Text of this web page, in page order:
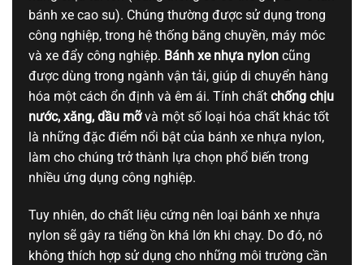
bánh xe cao su). Chúng thường được sử dụng trong
công nghiệp, trong hệ thống băng chuyền, máy móc
và xe đẩy công nghiệp. Bánh xe nhựa nylon cũng
được dùng trong ngành vận tải, giúp di chuyển hàng
hóa một cách ổn định và êm ái. Tính chất chống chịu
nước, xăng, dầu mỡvà một số loại hóa chất khác tốt
là những đặc điểm nổi bật của bánh xe nhựa nylon,
làm cho chúng trở thành lựa chọn phổ biến trong
nhiều ứng dụng công nghiệp.
Tuy nhiên, do chất liệu cứng nên loại bánh xe nhựa
nylon sẽ gây ra tiếng ồn khá lớn khi chạy. Do đó, nó
không thích hợp sử dụng cho những môi trường cần